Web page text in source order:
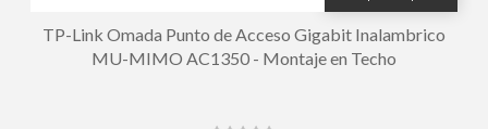
TP-Link Omada Punto de Acceso Gigabit Inalambrico
MU-MIMO AC1350 - Montaje en Techo